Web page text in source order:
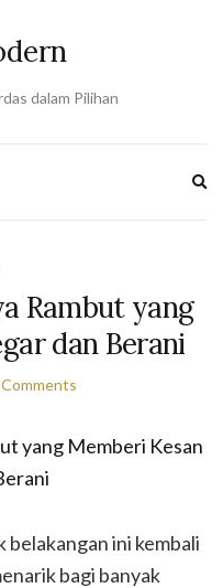
dalam Pilihan
Rambut yang
dan Berani
ini kembali
bagi banyak